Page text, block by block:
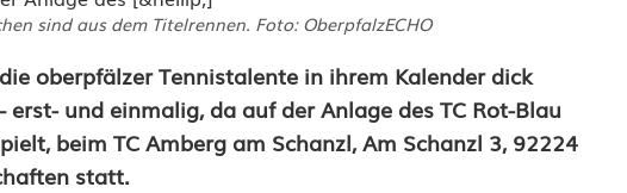
sind aus dem Titelrennen. Foto: OberpfalzECHO
oberpfälzer Tennistalente in ihrem Kalender dick
und einmalig, da auf der Anlage des TC Rot-Blau
beim TC Amberg am Schanzl, Am Schanzl 3, 92224
statt.